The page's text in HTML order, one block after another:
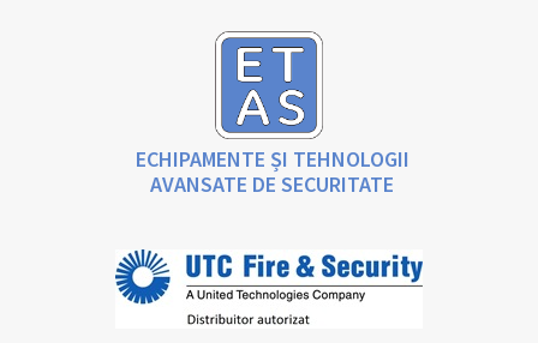
ECHIPAMENTE ȘI TEHNOLOGII
AVANSATE DE SECURITATE